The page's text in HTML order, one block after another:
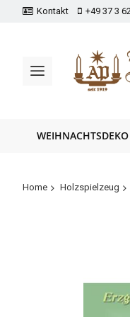
Kontakt +49 37 3
WEIHNACHTSDEKO
Home Holzspielzeug